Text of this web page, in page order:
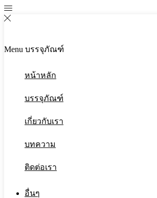
Menu บรรจุภัณฑ์
หน้าหลัก
บรรจุภัณฑ์
เกี่ยวกับเรา
บทความ
ติดต่อเรา
อื่นๆ